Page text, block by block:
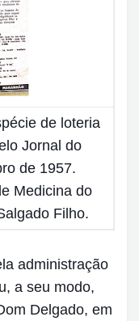
de loteria
Jornal do
de 1957.
Medicina do
Filho.
administração
a seu modo,
Delgado, em